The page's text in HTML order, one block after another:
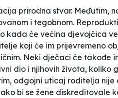
prirodna stvar. Međutim,
i tegobnom.
kada će većina djevojčica
koji će im prijevremeno
Neki dječaci će takođe
dio i njihovih života, koliko
odgojni uticaj roditelja nije
bi se žene diskreditovale